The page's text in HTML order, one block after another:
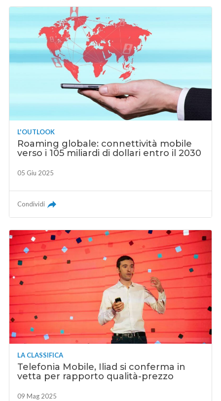
L'OUTLOOK
Roaming globale: connettività mobile
verso i 105 miliardi di dollari entro il 2030
05 Giu 2025
Condividi
LA CLASSIFICA
Telefonia Mobile, Iliad si conferma in
vetta per rapporto qualità-prezzo
09 Mag 2025